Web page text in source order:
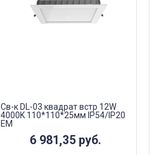
Св-к DL-03 квадрат встр 12W
4000K 110*110*25мм IP54/IP20
EM
6 981,35 руб.